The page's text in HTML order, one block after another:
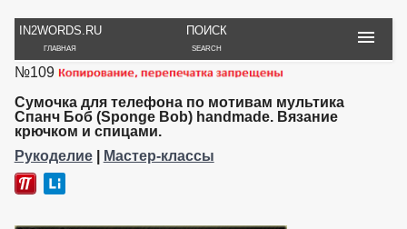
IN2WORDS.RU
ГЛАВНАЯ
ПОИСК
SEARCH
РУКОДЕЛИЕ ТОВАРЫ ПУТЕШЕСТВИЯ
ИГРЫ
И ИГРУШКИ
ОБОИ
НА РАБ. СТОЛ
№109
Сумочка для телефона по мотивам мультика
Спанч Боб (Sponge Bob) handmade. Вязание
крючком и спицами.
Рукоделие| Мастер-классы